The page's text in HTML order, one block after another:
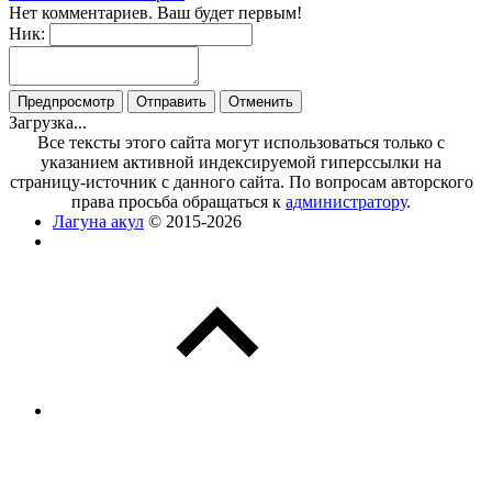
Нет комментариев. Ваш будет первым!
Ник:
Загрузка...
Все тексты этого сайта могут использоваться только с
указанием активной индексируемой гиперссылки на
страницу-источник с данного сайта. По вопросам авторского
права просьба обращаться кадминистратору.
Лагуна акул © 2015-2026